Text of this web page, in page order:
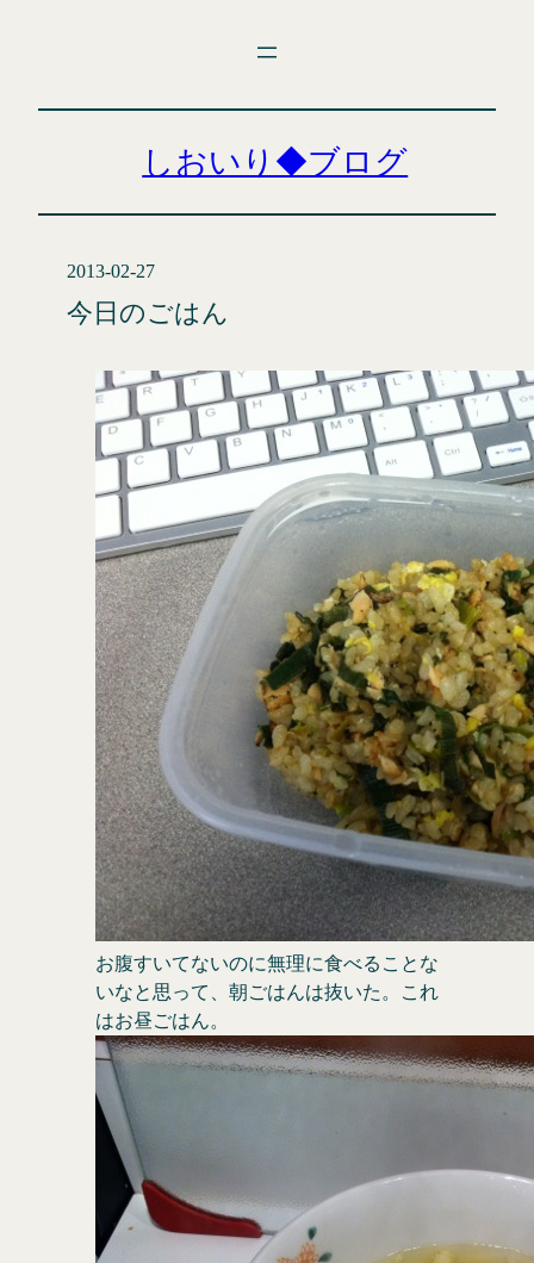
しおいり◆ブログ
2013-02-27
今日のごはん
お腹すいてないのに無理に食べることな
いなと思って、朝ごはんは抜いた。これ
はお昼ごはん。